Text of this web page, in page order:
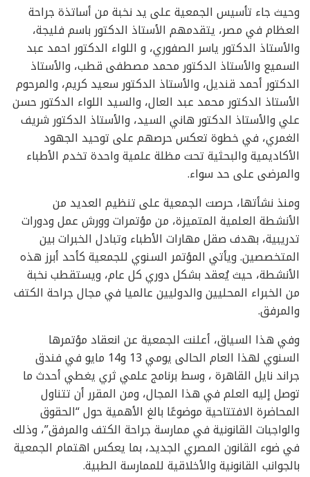
وحيث جاء تأسيس الجمعية على يد نخبة من أساتذة جراحة
العظام في مصر، يتقدمهم الأستاذ الدكتور باسم فليجة،
والأستاذ الدكتور ياسر الصفوري، و اللواء الدكتور احمد عبد
السميع والأستاذ الدكتور محمد مصطفى قطب، والأستاذ
الدكتور أحمد قنديل، والأستاذ الدكتور سعيد كريم، والمرحوم
الأستاذ الدكتور محمد عبد العال، والسيد اللواء الدكتور حسن
علي والأستاذ الدكتور هاني السيد، والأستاذ الدكتور شريف
الغمري، في خطوة تعكس حرصهم على توحيد الجهود
الأكاديمية والبحثية تحت مظلة علمية واحدة تخدم الأطباء
والمرضى على حد سواء.
ومنذ نشأتها، حرصت الجمعية على تنظيم العديد من
الأنشطة العلمية المتميزة، من مؤتمرات وورش عمل ودورات
تدريبية، بهدف صقل مهارات الأطباء وتبادل الخبرات بين
المتخصصين. ويأتي المؤتمر السنوي للجمعية كأحد أبرز هذه
الأنشطة، حيث يُعقد بشكل دوري كل عام، ويستقطب نخبة
من الخبراء المحليين والدوليين عالميا في مجال جراحة الكتف
والمرفق.
وفي هذا السياق، أعلنت الجمعية عن انعقاد مؤتمرها
السنوي لهذا العام الحالى يومي 13 و14 مايو في فندق
جراند نايل القاهرة ، وسط برنامج علمي ثري يغطي أحدث ما
توصل إليه العلم في هذا المجال، ومن المقرر أن تتناول
المحاضرة الافتتاحية موضوعًا بالغ الأهمية حول “الحقوق
والواجبات القانونية في ممارسة جراحة الكتف والمرفق”، وذلك
في ضوء القانون المصري الجديد، بما يعكس اهتمام الجمعية
بالجوانب القانونية والأخلاقية للممارسة الطبية.